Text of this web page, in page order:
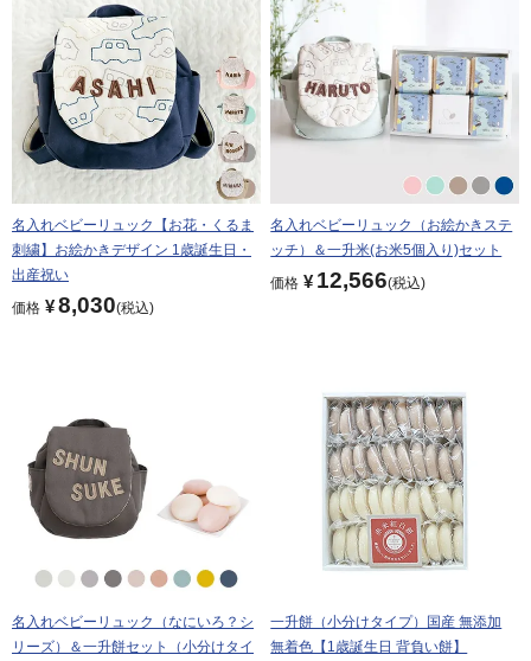
名入れベビーリュック【お花・くるま
刺繍】お絵かきデザイン 1歳誕生日・
出産祝い
価格 ¥8,030 税込
名入れベビーリュック（お絵かきステ
ッチ）＆一升米(お米5個入り)セット
価格 ¥ 12,566 税込
名入れベビーリュック（なにいろ？シ
リーズ）＆一升餅セット（小分けタイ
一升餅（小分けタイプ）国産 無添加
無着色【1歳誕生日 背負い餅】